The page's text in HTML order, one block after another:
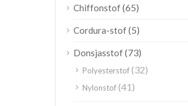
Chiffonstof(65)
Cordura-stof(5)
Donsjasstof(73)
Polyesterstof(32)
Nylonstof(41)